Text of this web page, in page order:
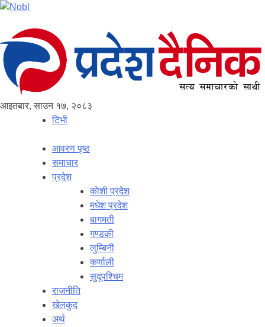
आइतबार, साउन १७, २०८३
टिभी
आवरण पृष्‍ठ
समाचार
प्रदेश
काेशी प्रदेश
मधेश प्रदेश
बागमती
गण्डकी
लुम्बिनी
कर्णाली
सुदूपश्‍चिम
राजनीति
खेलकुद
अर्थ